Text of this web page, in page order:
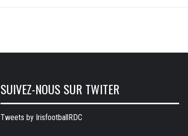
SUIVEZ-NOUS SUR TWITER
Tweets by IrisfootballRDC